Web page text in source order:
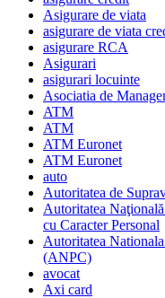
Asigurare de viata
asigurare de viata
asigurare RCA
Asigurari
asigurari locuinte
Asociatia de
ATM
ATM
ATM Euronet
ATM Euronet
auto
Autoritatea de
Autoritatea
cu Caracter Personal
Autoritatea
(ANPC)
avocat
Axi card